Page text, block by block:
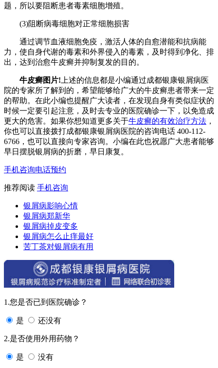
题，所以要阻断患者毒素细胞增殖。
(3)阻断病毒细胞对正常细胞损害
通过调节血液细胞免疫，激活人体的自愈潜能和抗病能
力，使自身代谢的毒素和外界侵入的毒素，及时得到净化、排
出，达到治愈牛皮癣并抑制复发的目的。
牛皮癣图片! 上述的信息都是小编通过成都银康银屑病医
院的专家所了解到的，希望能够给广大的牛皮癣患者带来一定
的帮助。在此小编也提醒广大读者，在发现自身有类似症状的
时候一定要引起注意，及时去专业的医院确诊一下，以免造成
更大的危害。如果你想知道更多关于牛皮癣的有效治疗方法 ，
你也可以直接拨打成都银康银屑病医院的咨询电话 400-112-
6766，也可以直接向专家咨询。小编在此也祝愿广大患者能够
早日摆脱银屑病的折磨，早日康复。
手机咨询电话预约
推荐阅读 手机咨询
银屑病影响心情
银屑病郑新华
银屑病掉皮变多
银屑病怎么止痒最好
苦丁茶对银屑病有用
1.您是否已到医院确诊？
是 还没有
2.是否使用外用药物？
是 没有